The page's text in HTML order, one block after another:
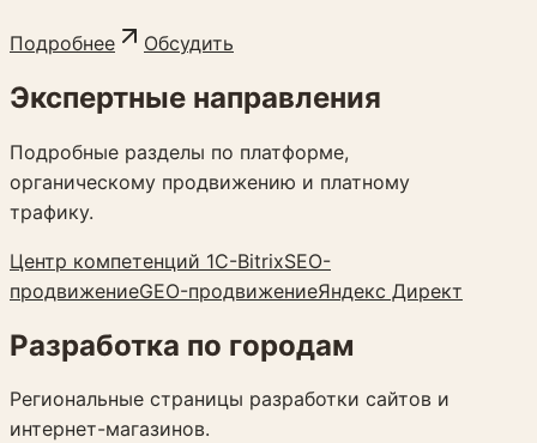
Подробнее Обсудить
Экспертные направления
Подробные разделы по платформе,
органическому продвижению и платному
трафику.
Центр компетенций 1C-BitrixSEO-
продвижениеGEO-продвижениеЯндекс Директ
Разработка по городам
Региональные страницы разработки сайтов и
интернет-магазинов.